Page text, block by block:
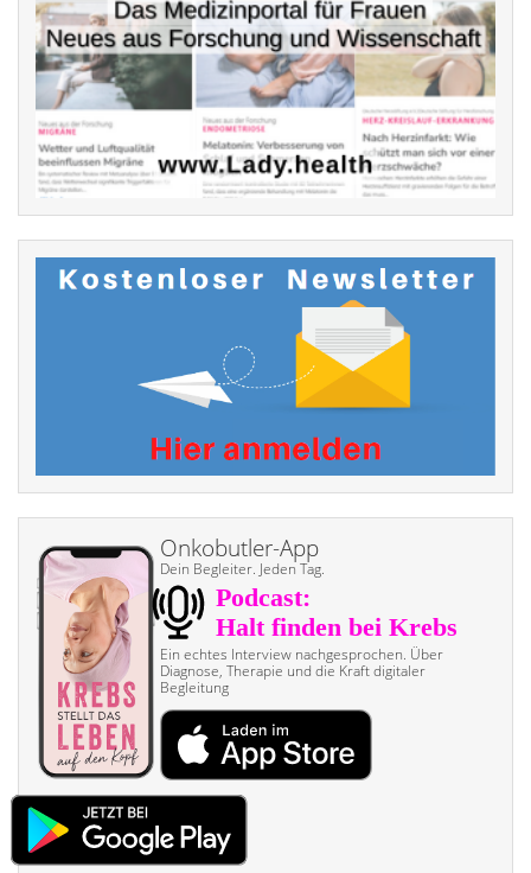
Onkobutler-App
Dein Begleiter. Jeden Tag.
Ein echtes Interview nach­gesprochen. Über
Diagnose, Therapie und die Kraft digitaler
Begleitung